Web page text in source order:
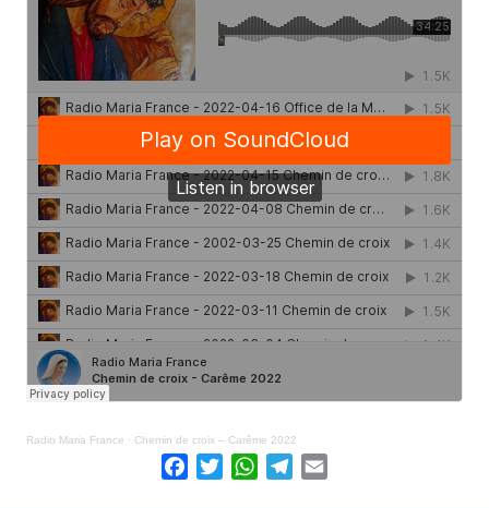
Radio Maria France · Chemin de croix – Carême 2022
Facebook
TwitterWhatsApp
Telegram